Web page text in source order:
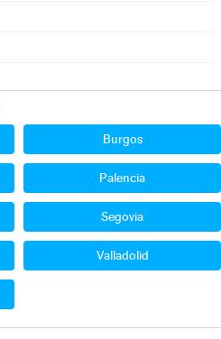
Burgos
Palencia
Segovia
Valladolid